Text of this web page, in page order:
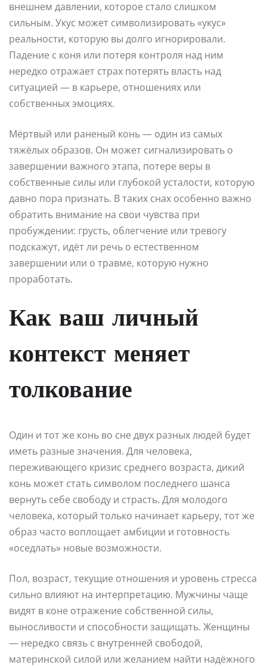
внешнем давлении, которое стало слишком
сильным. Укус может символизировать «укус»
реальности, которую вы долго игнорировали.
Падение с коня или потеря контроля над ним
нередко отражает страх потерять власть над
ситуацией — в карьере, отношениях или
собственных эмоциях.
Мёртвый или раненый конь — один из самых
тяжёлых образов. Он может сигнализировать о
завершении важного этапа, потере веры в
собственные силы или глубокой усталости, которую
давно пора признать. В таких снах особенно важно
обратить внимание на свои чувства при
пробуждении: грусть, облегчение или тревогу
подскажут, идёт ли речь о естественном
завершении или о травме, которую нужно
проработать.
Как ваш личный
контекст меняет
толкование
Один и тот же конь во сне двух разных людей будет
иметь разные значения. Для человека,
переживающего кризис среднего возраста, дикий
конь может стать символом последнего шанса
вернуть себе свободу и страсть. Для молодого
человека, который только начинает карьеру, тот же
образ часто воплощает амбиции и готовность
«оседлать» новые возможности.
Пол, возраст, текущие отношения и уровень стресса
сильно влияют на интерпретацию. Мужчины чаще
видят в коне отражение собственной силы,
выносливости и способности защищать. Женщины
— нередко связь с внутренней свободой,
материнской силой или желанием найти надёжного